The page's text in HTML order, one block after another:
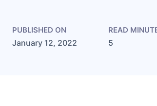
PUBLISHED ON
January 12, 2022
READ
5